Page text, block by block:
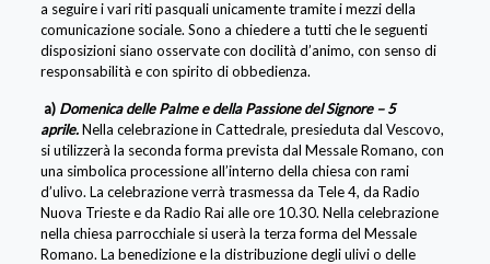
a seguire i vari riti pasquali unicamente tramite i mezzi della
comunicazione sociale. Sono a chiedere a tutti che le seguenti
disposizioni siano osservate con docilità d’animo, con senso di
responsabilità e con spirito di obbedienza.
a) Domenica delle Palme e della Passione del Signore – 5
aprile.Nella celebrazione in Cattedrale, presieduta dal Vescovo,
si utilizzerà la seconda forma prevista dal Messale Romano, con
una simbolica processione all’interno della chiesa con rami
d’ulivo. La celebrazione verrà trasmessa da Tele 4, da Radio
Nuova Trieste e da Radio Rai alle ore 10.30. Nella celebrazione
nella chiesa parrocchiale si userà la terza forma del Messale
Romano. La benedizione e la distribuzione degli ulivi o delle